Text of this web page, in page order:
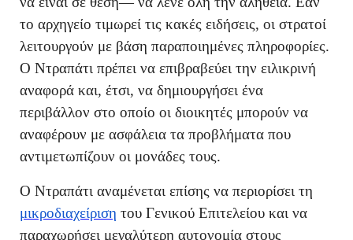
το αρχηγείο τιμωρεί τις κακές ειδήσεις, οι στρατοί
λειτουργούν με βάση παραποιημένες πληροφορίες.
Ο Ντραπάτι πρέπει να επιβραβεύει την ειλικρινή
αναφορά και, έτσι, να δημιουργήσει ένα
περιβάλλον στο οποίο οι διοικητές μπορούν να
αναφέρουν με ασφάλεια τα προβλήματα που
αντιμετωπίζουν οι μονάδες τους.
Ο Ντραπάτι αναμένεται επίσης να περιορίσει τη
μικροδιαχείριση του Γενικού Επιτελείου και να
παραχωρήσει μεγαλύτερη αυτονομία στους